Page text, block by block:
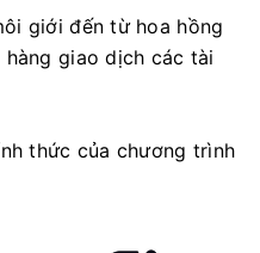
giới đến từ hoa hồng
giao dịch các tài
thức của chương trình